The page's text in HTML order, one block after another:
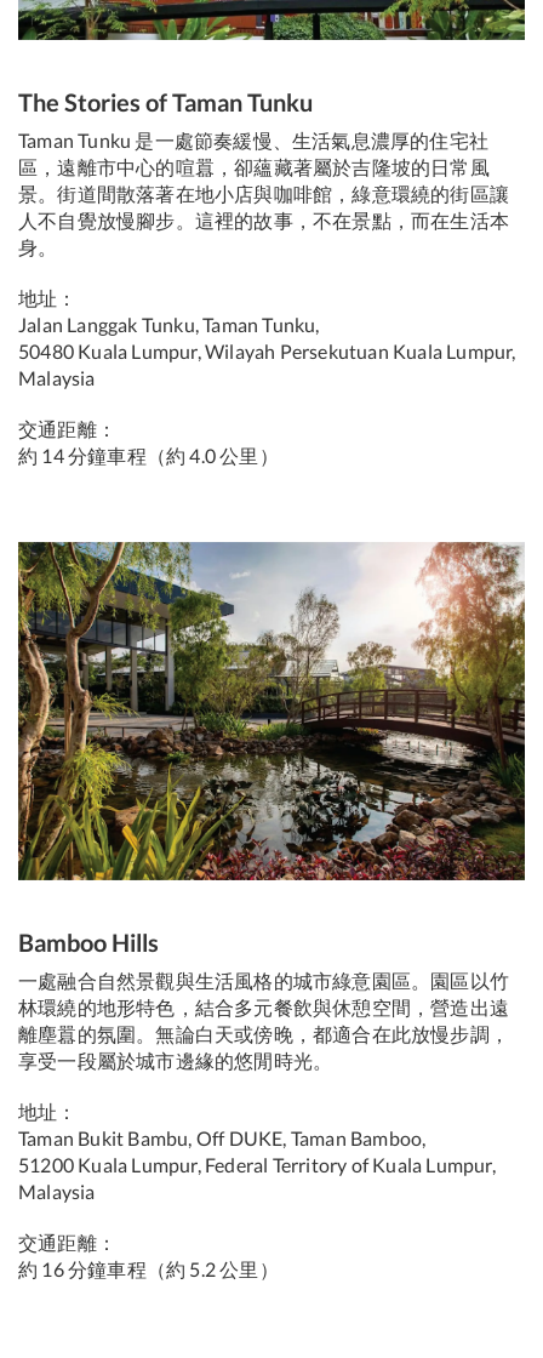
The Stories of Taman Tunku
Taman Tunku 是一處節奏緩慢、生活氣息濃厚的住宅社
區，遠離市中心的喧囂，卻蘊藏著屬於吉隆坡的日常風
景。街道間散落著在地小店與咖啡館，綠意環繞的街區讓
人不自覺放慢腳步。這裡的故事，不在景點，而在生活本
身。
地址：
Jalan Langgak Tunku, Taman Tunku,
50480 Kuala Lumpur, Wilayah Persekutuan Kuala Lumpur,
Malaysia
交通距離：
約 14 分鐘車程（約 4.0 公里）
Bamboo Hills
一處融合自然景觀與生活風格的城市綠意園區。園區以竹
林環繞的地形特色，結合多元餐飲與休憩空間，營造出遠
離塵囂的氛圍。無論白天或傍晚，都適合在此放慢步調，
享受一段屬於城市邊緣的悠閒時光。
地址：
Taman Bukit Bambu, Off DUKE, Taman Bamboo,
51200 Kuala Lumpur, Federal Territory of Kuala Lumpur,
Malaysia
交通距離：
約 16 分鐘車程（約 5.2 公里）